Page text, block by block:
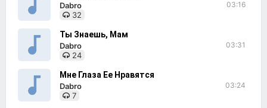
Dabro
32
03:16
Ты Знаешь, Мам
Dabro
24
03:31
Мне Глаза Ее Нравятся
Dabro
7
03:24